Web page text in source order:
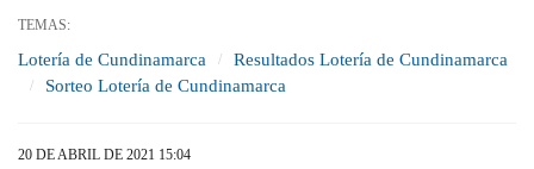
TEMAS:
Lotería de Cundinamarca
Resultados Lotería de Cundinamarca
Sorteo Lotería de Cundinamarca
20 DE ABRIL DE 2021 15:04